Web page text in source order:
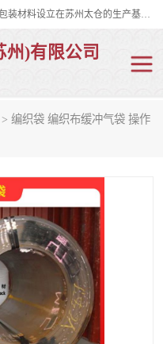
双忠包装材料（苏州）有限公司是上海双忠包装材料设立在苏州太仓的生产基地，占地约2万平米，产品主要有打孔缠绕膜，拉伸蜂窝纸，集装箱充气袋，滑托板，打包带，裹包网兜，防滑纸等箱体和托盘的运输和保护性包材。固永包材®，GooYon Pack®，是我们保护性包装材料的专属品牌。
州)有限公司
> 编织袋 编织布缓冲气袋 操作
纤维打包带
充气袋
缠绕膜
托盘裹包网兜